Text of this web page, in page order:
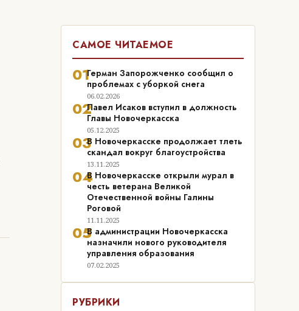
САМОЕ ЧИТАЕМОЕ
01Герман Запорожченко сообщил о
проблемах с уборкой снега
06.02.2026
02Павел Исаков вступил в должность
Главы Новочеркасска
05.12.2025
03В Новочеркасске продолжает тлеть
скандал вокруг благоустройства
13.11.2025
04В Новочеркасске открыли мурал в
честь ветерана Великой
Отечественной войны Галины
Роговой
11.11.2025
05В администрации Новочеркасска
назначили нового руководителя
управления образования
07.02.2025
РУБРИКИ